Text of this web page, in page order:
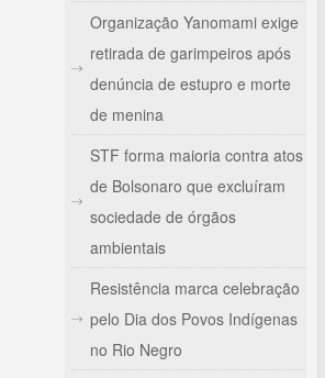
Organização Yanomami exige
retirada de garimpeiros após
denúncia de estupro e morte
de menina
STF forma maioria contra atos
de Bolsonaro que excluíram
sociedade de órgãos
ambientais
Resistência marca celebração
pelo Dia dos Povos Indígenas
no Rio Negro